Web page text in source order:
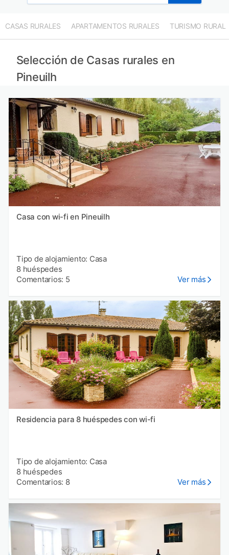
CASAS RURALES APARTAMENTOS RURALES TURISMO RURAL
Selección de Casas rurales en
Pineuilh
Casa con wi-fi en Pineuilh
Tipo de alojamiento: Casa
8 huéspedes
Comentarios: 5
Ver más
Residencia para 8 huéspedes con wi-fi
Tipo de alojamiento: Casa
8 huéspedes
Comentarios: 8
Ver más